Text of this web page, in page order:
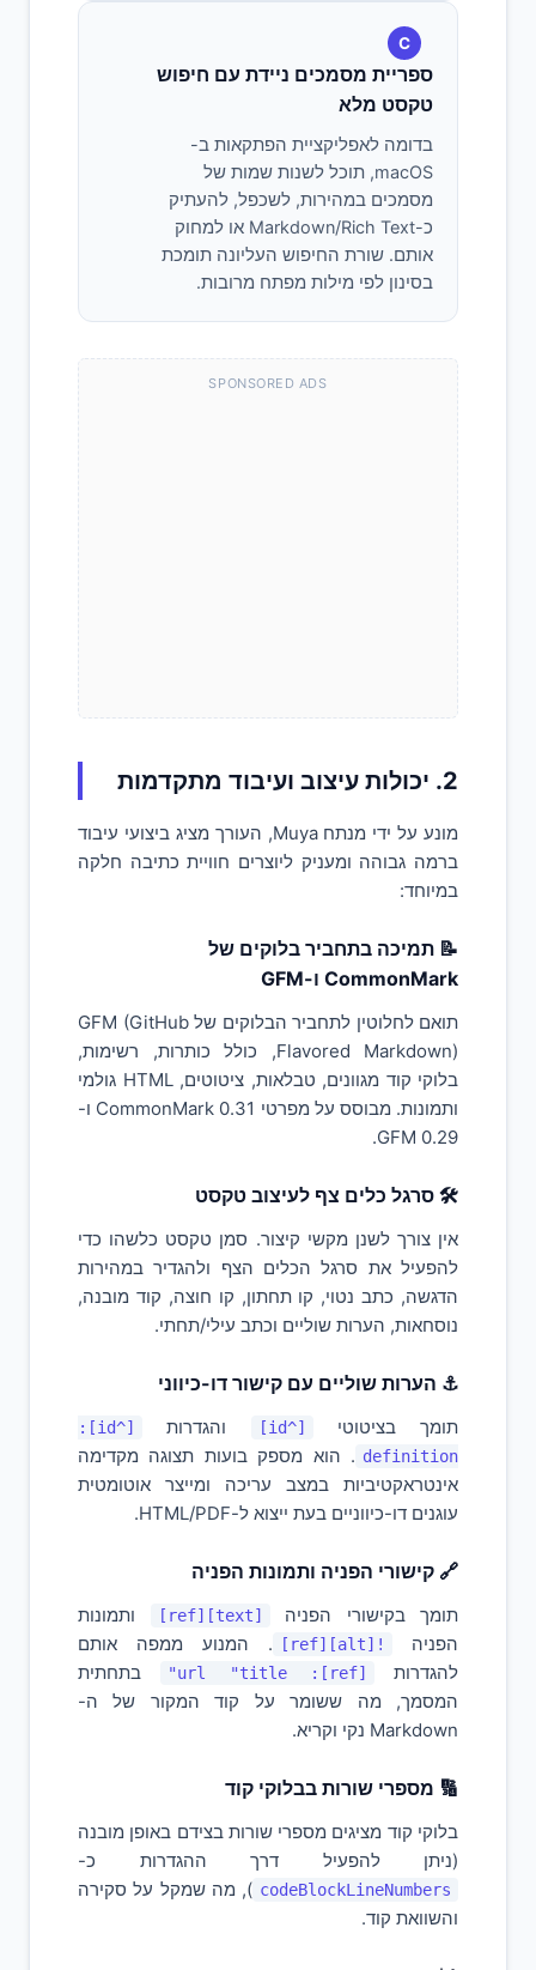
C
ספריית מסמכים ניידת עם חיפוש
טקסט מלא
בדומה לאפליקציית הפתקאות ב-
macOS, תוכל לשנות שמות של
מסמכים במהירות, לשכפל, להעתיק
כ-Markdown/Rich Text או למחוק
אותם. שורת החיפוש העליונה תומכת
בסינון לפי מילות מפתח מרובות.
SPONSORED ADS
2. יכולות עיצוב ועיבוד מתקדמות
מונע על ידי מנתח Muya, העורך מציג ביצועי עיבוד
ברמה גבוהה ומעניק ליוצרים חוויית כתיבה חלקה
במיוחד:
📝 תמיכה בתחביר בלוקים של
CommonMark ו-GFM
תואם לחלוטין לתחביר הבלוקים של GFM (GitHub
Flavored Markdown), כולל כותרות, רשימות,
בלוקי קוד מגוונים, טבלאות, ציטוטים, HTML גולמי
ותמונות. מבוסס על מפרטי CommonMark 0.31 ו-
GFM 0.29.
🛠️ סרגל כלים צף לעיצוב טקסט
אין צורך לשנן מקשי קיצור. סמן טקסט כלשהו כדי
להפעיל את סרגל הכלים הצף ולהגדיר במהירות
הדגשה, כתב נטוי, קו תחתון, קו חוצה, קוד מובנה,
נוסחאות, הערות שוליים וכתב עילי/תחתי.
⚓ הערות שוליים עם קישור דו-כיווני
תומך בציטוטי [^id] והגדרות
[^id]:
definition . הוא מספק בועות תצוגה מקדימה
אינטראקטיביות במצב עריכה ומייצר אוטומטית
עוגנים דו-כיווניים בעת ייצוא ל-HTML/PDF.
🔗 קישורי הפניה ותמונות הפניה
תומך בקישורי הפניה [text][ref]
ותמונות
הפניה
![alt][ref]
. המנוע ממפה אותם
להגדרות
[ref]: url "title"
בתחתית
המסמך, מה ששומר על קוד המקור של ה-
Markdown נקי וקריא.
🔢 מספרי שורות בבלוקי קוד
בלוקי קוד מציגים מספרי שורות בצידם באופן מובנה
(ניתן להפעיל דרך ההגדרות כ-
codeBlockLineNumbers ), מה שמקל על סקירה
והשוואת קוד.